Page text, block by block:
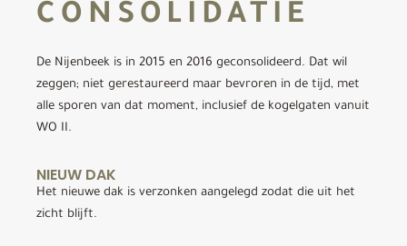
CONSOLIDATIE
De Nijenbeek is in 2015 en 2016 geconsolideerd. Dat wil
zeggen; niet gerestaureerd maar bevroren in de tijd, met
alle sporen van dat moment, inclusief de kogelgaten vanuit
WO II.
NIEUW DAK
Het nieuwe dak is verzonken aangelegd zodat die uit het
zicht blijft.